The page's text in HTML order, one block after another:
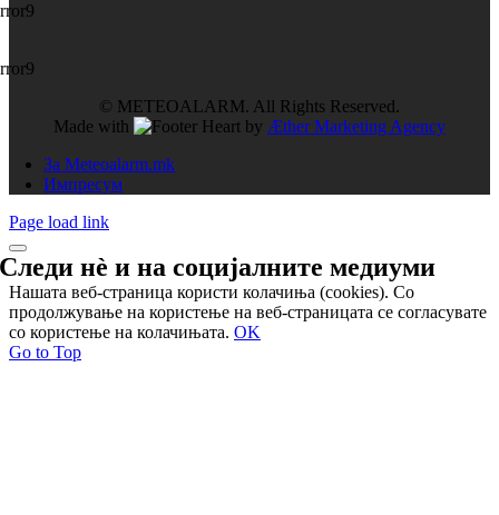
© METEOALARM. All Rights Reserved.
Made with
by Æther Marketing Agency
За Meteoalarm.mk
Импресум
Page load link
Следи нѐ и насоцијалните медиуми
Нашата веб-страница користи колачиња (cookies). Со
продолжување на користење на веб-страницата се согласувате
со користење на колачињата. OK
Go to Top